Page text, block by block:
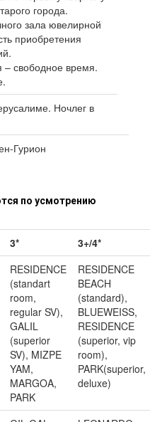
города.
зала ювелирной
приобретения
– свободное время.
Ночлег в
Гурион
по усмотрению
3*
3+/4*
RESIDENCE
(standart
room,
regular SV),
GALIL
(superior
SV), MIZPE
YAM,
MARGOA,
PARK
RESIDENCE
BEACH
(standard),
BLUEWEISS,
RESIDENCE
(superior, vip
room),
PARK(superior,
deluxe)